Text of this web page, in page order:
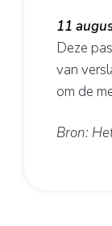
Apeldoorn
Arnhem
Leiden
11
Deze
van
om de
Bron: